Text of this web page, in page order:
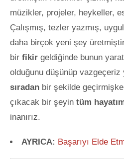
müzikler, projeler, heykeller,
Çalışmış, tezler yazmış,
daha birçok yeni şey
bir fikir geldiğinde bunun
olduğunu düşünüp vazgeçeriz
sıradan bir şekilde
çıkacak bir şeyin tüm
inanırız.
AYRICA: Başarıyı Elde